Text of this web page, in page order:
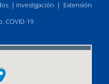
| Investigación | Extensión
COVID-19